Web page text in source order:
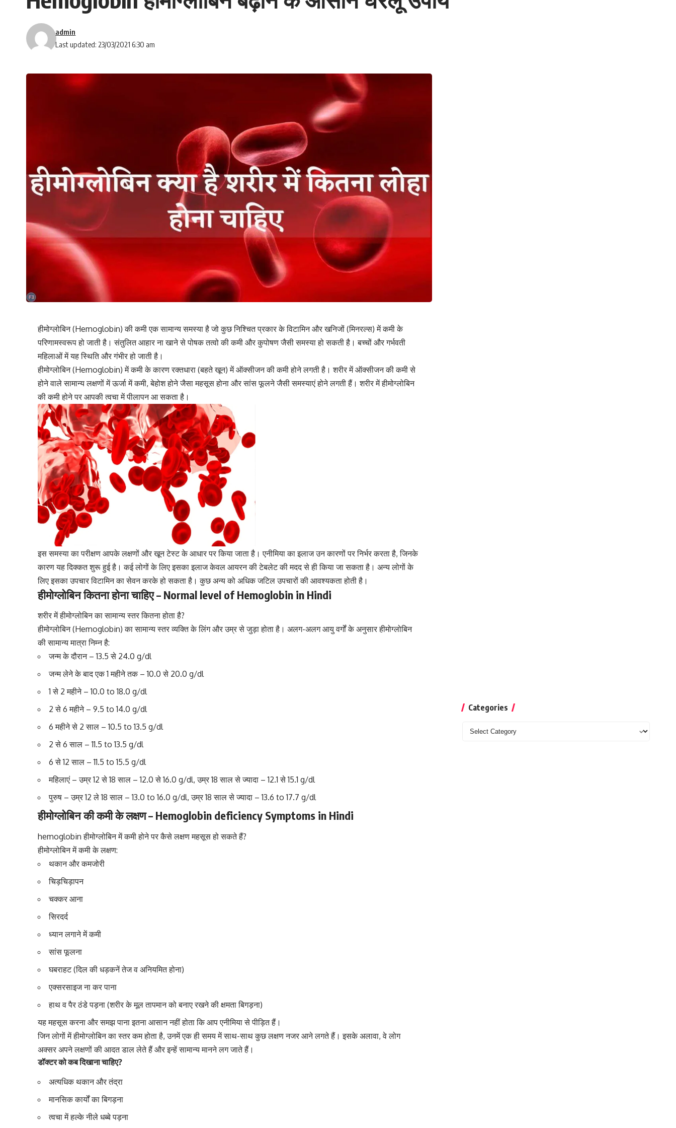
Last updated: 23/03/2021 6:30 am
admin
हीमोग्लोबिन (Hemoglobin) की कमी एक सामान्य समस्या है जो कुछ निश्चित प्रकार के विटामिन और खनिजों (मिनरल्स) में कमी के
परिणामस्वरूप हो जाती है। संतुलित आहार ना खाने से पोषक तत्वो की कमी और कुपोषण जैसी समस्या हो सकती है। बच्चों और गर्भवती
महिलाओं में यह स्थिति और गंभीर हो जाती है।
हीमोग्लोबिन (Hemoglobin) में कमी के कारण रक्तधारा (बहते खून) में ऑक्सीजन की कमी होने लगती है। शरीर में ऑक्सीजन की कमी से
होने वाले सामान्य लक्षणों में ऊर्जा में कमी, बेहोश होने जैसा महसूस होना और सांस फूलने जैसी समस्याएं होने लगती हैं। शरीर में हीमोग्लोबिन
की कमी होने पर आपकी त्वचा में पीलापन आ सकता है।
इस समस्या का परीक्षण आपके लक्षणों और खून टेस्ट के आधार पर किया जाता है। एनीमिया का इलाज उन कारणों पर निर्भर करता है, जिनके
कारण यह दिक्कत शुरू हुई है। कई लोगों के लिए इसका इलाज केवल आयरन की टेबलेट की मदद से ही किया जा सकता है। अन्य लोगों के
लिए इसका उपचार विटामिन का सेवन करके हो सकता है। कुछ अन्य को अधिक जटिल उपचारों की आवश्यकता होती है।
हीमोग्लोबिन कितना होना चाहिए – Normal level of Hemoglobin in Hindi
शरीर में हीमोग्लोबिन का सामान्य स्तर कितना होता है?
हीमोग्लोबिन (Hemoglobin) का सामान्य स्तर व्यक्ति के लिंग और उम्र से जुड़ा होता है। अलग-अलग आयु वर्गों के अनुसार हीमोग्लोबिन
की सामान्य मात्रा निम्न है:
जन्म के दौरान – 13.5 से 24.0 g/dl
जन्म लेने के बाद एक 1 महीने तक – 10.0 से 20.0 g/dl
1 से 2 महीने – 10.0 to 18.0 g/dl
2 से 6 महीने – 9.5 to 14.0 g/dl
6 महीने से 2 साल – 10.5 to 13.5 g/dl
2 से 6 साल – 11.5 to 13.5 g/dl
6 से 12 साल – 11.5 to 15.5 g/dl
महिलाएं – उम्र 12 से 18 साल – 12.0 से 16.0 g/dl, उम्र 18 साल से ज्यादा – 12.1 से 15.1 g/dl
पुरुष – उम्र 12 ले 18 साल – 13.0 to 16.0 g/dl, उम्र 18 साल से ज्यादा – 13.6 to 17.7 g/dl
हीमोग्लोबिन की कमी के लक्षण – Hemoglobin deficiency Symptoms in Hindi
hemoglobin हीमोग्लोबिन में कमी होने पर कैसे लक्षण महसूस हो सकते हैं?
हीमोग्लोबिन में कमी के लक्षण:
थकान और कमजोरी
चिड़चिड़ापन
चक्कर आना
सिरदर्द
ध्यान लगाने में कमी
सांस फूलना
घबराहट (दिल की धड़कनें तेज व अनियमित होना)
एक्सरसाइज ना कर पाना
हाथ व पैर ठंडे पड़ना (शरीर के मूल तापमान को बनाए रखने की क्षमता बिगड़ना)
यह महसूस करना और समझ पाना इतना आसान नहीं होता कि आप एनीमिया से पीड़ित हैं।
जिन लोगों में हीमोग्लोबिन का स्तर कम होता है, उनमें एक ही समय में साथ-साथ कुछ लक्षण नजर आने लगते हैं। इसके अलावा, वे लोग
अक्सर अपने लक्षणों की आदत डाल लेते हैं और इन्हें सामान्य मानने लग जाते हैं।
डॉक्टर को कब दिखाना चाहिए?
अत्यधिक थकान और तंद्रा
मानसिक कार्यों का बिगड़ना
त्वचा में हल्के नीले धब्बे पड़ना
Categories
Categories